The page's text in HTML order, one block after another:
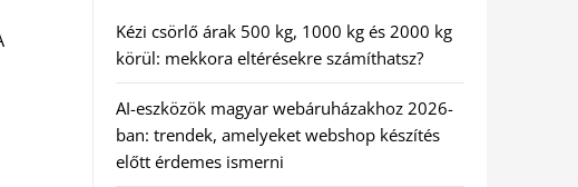
Kézi csörlő árak 500 kg, 1000 kg és 2000 kg
körül: mekkora eltérésekre számíthatsz?
AI-eszközök magyar webáruházakhoz 2026-
ban: trendek, amelyeket webshop készítés
előtt érdemes ismerni